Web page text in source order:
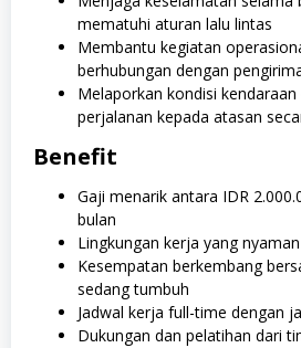
mematuhi aturan lalu lintas
Membantu kegiatan
berhubungan dengan
Melaporkan kondisi
perjalanan kepada atasan
Benefit
Gaji menarik antara IDR
bulan
Lingkungan kerja yang
Kesempatan berkembang
sedang tumbuh
Jadwal kerja full-time dengan
Dukungan dan pelatihan dari